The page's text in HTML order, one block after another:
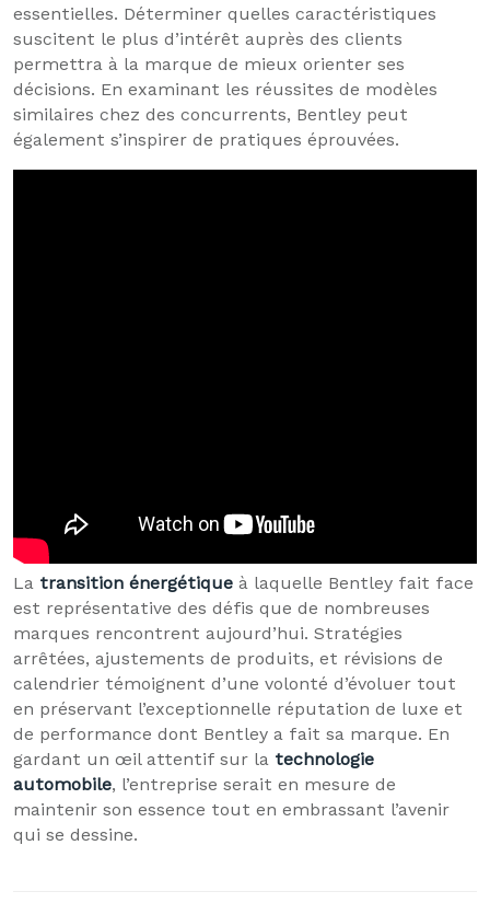
essentielles. Déterminer quelles caractéristiques
suscitent le plus d’intérêt auprès des clients
permettra à la marque de mieux orienter ses
décisions. En examinant les réussites de modèles
similaires chez des concurrents, Bentley peut
également s’inspirer de pratiques éprouvées.
La transition énergétique à laquelle Bentley fait face
est représentative des défis que de nombreuses
marques rencontrent aujourd’hui. Stratégies
arrêtées, ajustements de produits, et révisions de
calendrier témoignent d’une volonté d’évoluer tout
en préservant l’exceptionnelle réputation de luxe et
de performance dont Bentley a fait sa marque. En
gardant un œil attentif sur la technologie
automobile, l’entreprise serait en mesure de
maintenir son essence tout en embrassant l’avenir
qui se dessine.